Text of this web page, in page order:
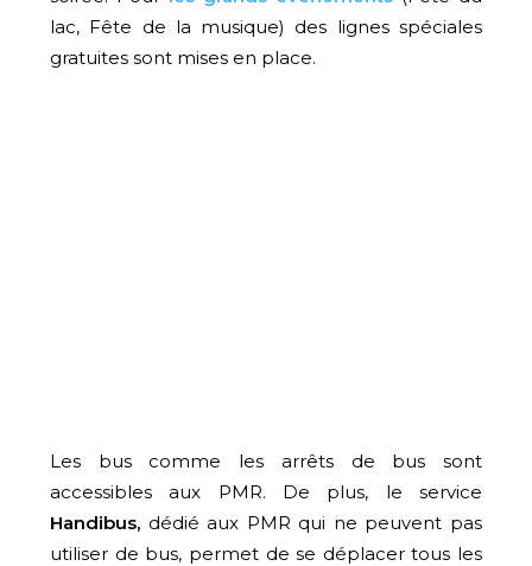
lac, Fête de la musique) des lignes spéciales
gratuites sont mises en place.
Les bus comme les arrêts de bus sont
accessibles aux PMR. De plus, le service
Handibus, dédié aux PMR qui ne peuvent pas
utiliser de bus, permet de se déplacer tous les